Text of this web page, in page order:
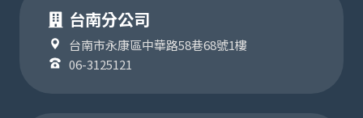
台南分公司
台南市永康區中華路58巷68號1樓
06-3125121